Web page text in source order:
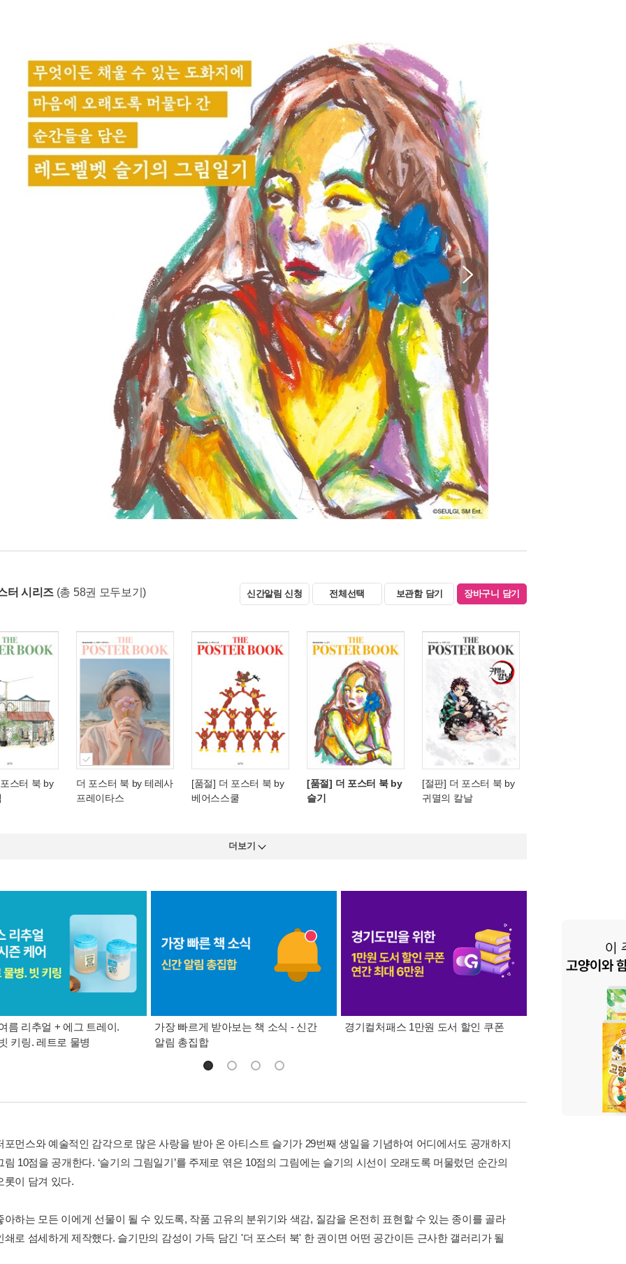
터 시리즈 (총 58권 모두보기) 신간알림 신청 전체선택 보관함 담기 장바구니 담기
스터 북 by
더 포스터 북 by 테레사
프레이타스
[품절] 더 포스터 북 by
베어스스쿨
[품절] 더 포스터 북 by
슬기
[절판] 더 포스터 북 by
귀멸의 칼날
더보기
름 리추얼 + 에그 트레이.
키링. 레트로 물병
가장 빠르게 받아보는 책 소식 - 신간
알림 총집합
경기컬처패스 1만원 도서 할인 쿠폰 삼성카드가 쏜다! 알
포먼스와 예술적인 감각으로 많은 사랑을 받아 온 아티스트 슬기가 29번째 생일을 기념하여 어디에서도 공개하지
림 10점을 공개한다. ‘슬기의 그림일기’를 주제로 엮은 10점의 그림에는 슬기의 시선이 오래도록 머물렀던 순간의
롯이 담겨 있다.
아하는 모든 이에게 선물이 될 수 있도록, 작품 고유의 분위기와 색감, 질감을 온전히 표현할 수 있는 종이를 골라
쇄로 섬세하게 제작했다. 슬기만의 감성이 가득 담긴 '더 포스터 북' 한 권이면 어떤 공간이든 근사한 갤러리가 될